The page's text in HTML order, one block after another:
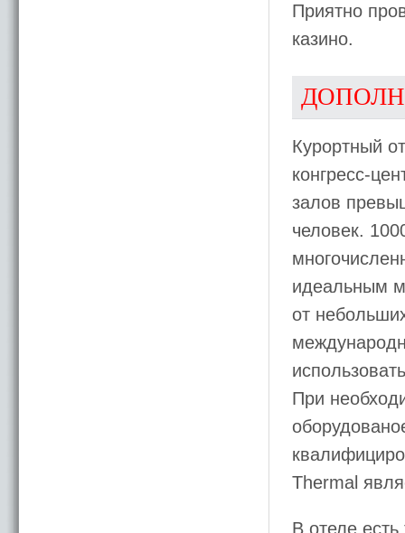
Приятно
казино.
Курортный
конгресс-
залов
человек.
идеальным
от
При
Thermal
В отеле